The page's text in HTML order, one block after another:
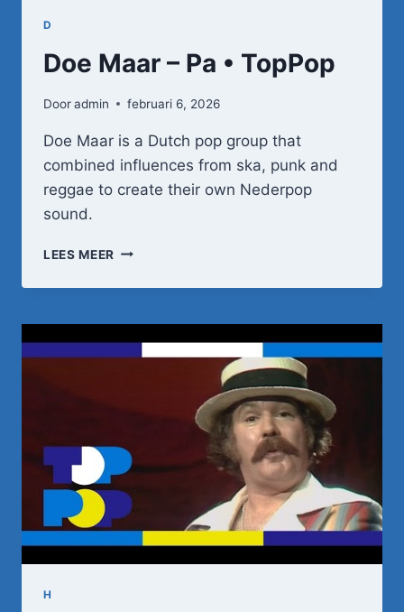
D
Doe Maar – Pa • TopPop
Dooradmin februari 6, 2026
Doe Maar is a Dutch pop group that
combined influences from ska, punk and
reggae to create their own Nederpop
sound.
LEES MEER DOE
–
•
TOPPOP
H